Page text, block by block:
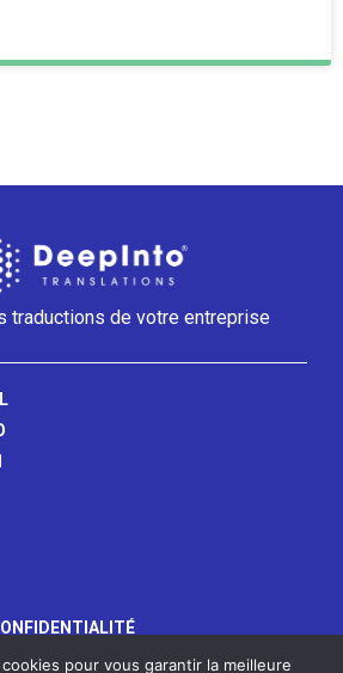
traductions de votre entreprise
pour vous garantir la meilleure